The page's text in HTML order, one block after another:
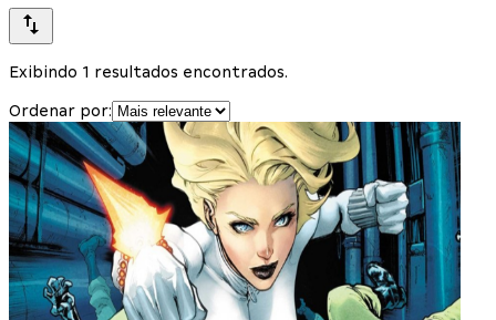
Exibindo 1 resultados encontrados.
Ordenar por: